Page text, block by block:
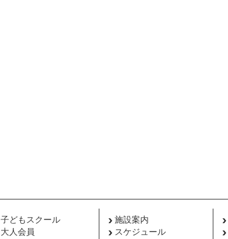
子どもスクール
大人会員
施設案内
スケジュール